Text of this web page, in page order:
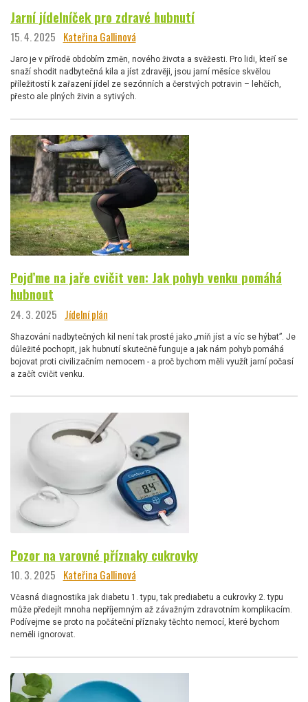
Jarní jídelníček pro zdravé hubnutí
15. 4. 2025 Kateřina Gallinová
Jaro je v přírodě obdobím změn, nového života a svěžesti. Pro lidi, kteří se
snaží shodit nadbytečná kila a jíst zdravěji, jsou jarní měsíce skvělou
příležitostí k zařazení jídel ze sezónních a čerstvých potravin – lehčích,
přesto ale plných živin a sytivých.
Pojďme na jaře cvičit ven: Jak pohyb venku pomáhá
hubnout
24. 3. 2025 Jídelní plán
Shazování nadbytečných kil není tak prosté jako „míň jíst a víc se hýbat”. Je
důležité pochopit, jak hubnutí skutečně funguje a jak nám pohyb pomáhá
bojovat proti civilizačním nemocem - a proč bychom měli využít jarní počasí
a začít cvičit venku.
Pozor na varovné příznaky cukrovky
10. 3. 2025 Kateřina Gallinová
Včasná diagnostika jak diabetu 1. typu, tak prediabetu a cukrovky 2. typu
může předejít mnoha nepříjemným až závažným zdravotním komplikacím.
Podívejme se proto na počáteční příznaky těchto nemocí, které bychom
neměli ignorovat.